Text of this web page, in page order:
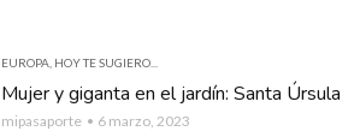
EUROPA HOY TE SUGIERO...
Mujer y giganta en el jardín: Santa Úrsula
mipasaporte 6 marzo, 2023